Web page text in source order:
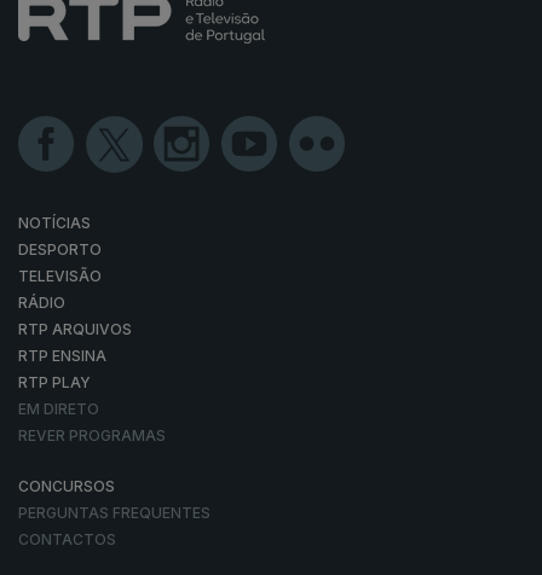
NOTÍCIAS
DESPORTO
TELEVISÃO
RÁDIO
RTP ARQUIVOS
RTP ENSINA
RTP PLAY
EM DIRETO
REVER PROGRAMAS
CONCURSOS
PERGUNTAS FREQUENTES
CONTACTOS